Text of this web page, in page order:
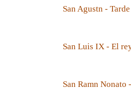
San Agustn -
San Luis IX - El
San Ramn